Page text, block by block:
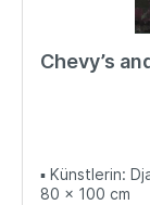
Chevy’s
▪ Künstlerin:
80 x 100 cm